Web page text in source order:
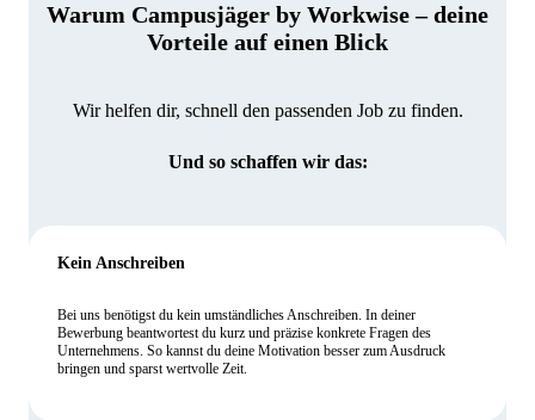
Warum Campusjäger by Workwise – deine
Vorteile auf einen Blick
Wir helfen dir, schnell den passenden Job zu finden.
Und so schaffen wir das:
Kein Anschreiben
Bei uns benötigst du kein umständliches Anschreiben. In deiner
Bewerbung beantwortest du kurz und präzise konkrete Fragen des
Unternehmens. So kannst du deine Motivation besser zum Ausdruck
bringen und sparst wertvolle Zeit.